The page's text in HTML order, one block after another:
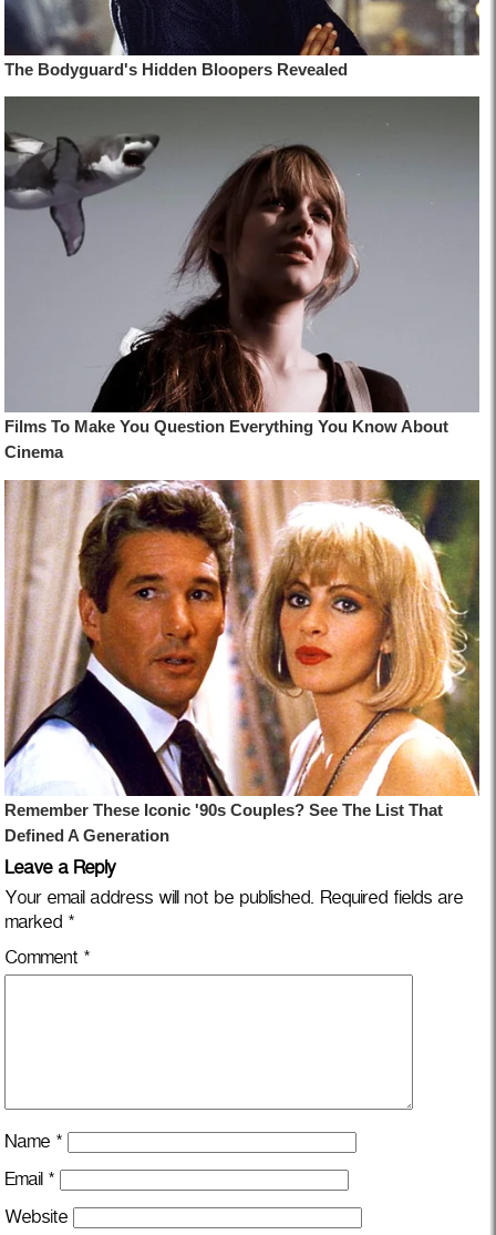
Leave a Reply
Your email address will not be published. Required fields are
marked *
Comment *
Name *
Email *
Website